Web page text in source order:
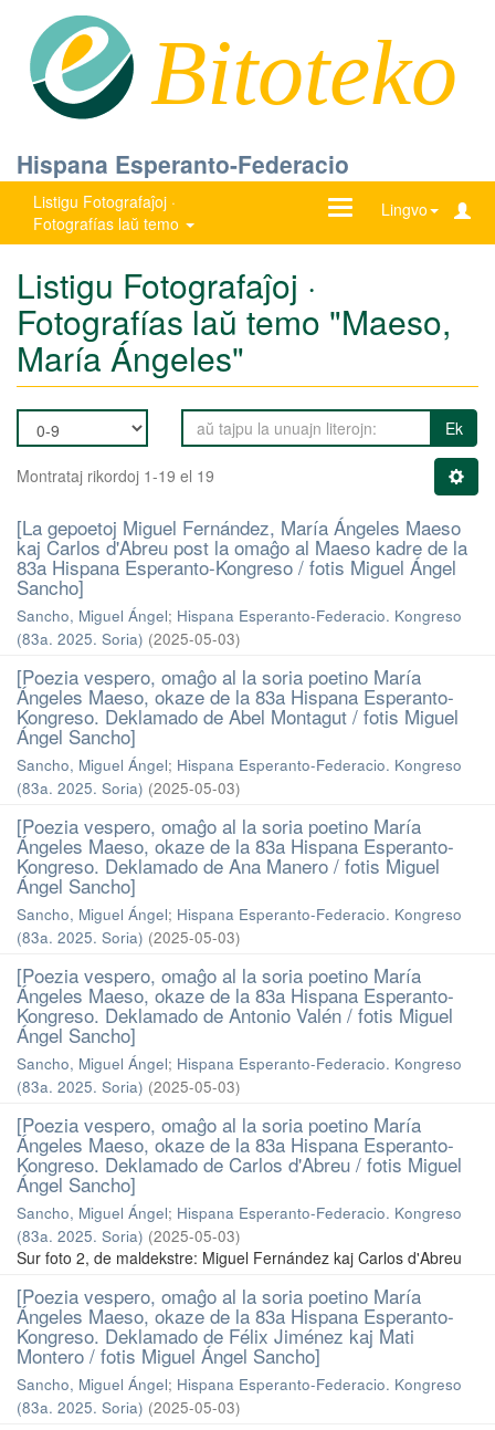
Bitoteko
Hispana Esperanto-Federacio
Listigu Fotografaĵoj ·
Fotografías laŭ temo
Lingvo
Ŝanĝu
Listigu Fotografaĵoj ·
Fotografías laŭ temo "Maeso,
María Ángeles"
Ek
Montrataj rikordoj 1-19 el 19
[La gepoetoj Miguel Fernández, María Ángeles Maeso
kaj Carlos d'Abreu post la omaĝo al Maeso kadre de la
83a Hispana Esperanto-Kongreso / fotis Miguel Ángel
Sancho]
Sancho, Miguel Ángel; Hispana Esperanto-Federacio. Kongreso
(83a. 2025. Soria) (2025-05-03)
[Poezia vespero, omaĝo al la soria poetino María
Ángeles Maeso, okaze de la 83a Hispana Esperanto-
Kongreso. Deklamado de Abel Montagut / fotis Miguel
Ángel Sancho]
Sancho, Miguel Ángel; Hispana Esperanto-Federacio. Kongreso
(83a. 2025. Soria) (2025-05-03)
[Poezia vespero, omaĝo al la soria poetino María
Ángeles Maeso, okaze de la 83a Hispana Esperanto-
Kongreso. Deklamado de Ana Manero / fotis Miguel
Ángel Sancho]
Sancho, Miguel Ángel; Hispana Esperanto-Federacio. Kongreso
(83a. 2025. Soria) (2025-05-03)
[Poezia vespero, omaĝo al la soria poetino María
Ángeles Maeso, okaze de la 83a Hispana Esperanto-
Kongreso. Deklamado de Antonio Valén / fotis Miguel
Ángel Sancho]
Sancho, Miguel Ángel; Hispana Esperanto-Federacio. Kongreso
(83a. 2025. Soria) (2025-05-03)
[Poezia vespero, omaĝo al la soria poetino María
Ángeles Maeso, okaze de la 83a Hispana Esperanto-
Kongreso. Deklamado de Carlos d'Abreu / fotis Miguel
Ángel Sancho]
Sancho, Miguel Ángel; Hispana Esperanto-Federacio. Kongreso
(83a. 2025. Soria) (2025-05-03)
Sur foto 2, de maldekstre: Miguel Fernández kaj Carlos d'Abreu
[Poezia vespero, omaĝo al la soria poetino María
Ángeles Maeso, okaze de la 83a Hispana Esperanto-
Kongreso. Deklamado de Félix Jiménez kaj Mati
Montero / fotis Miguel Ángel Sancho]
Sancho, Miguel Ángel; Hispana Esperanto-Federacio. Kongreso
(83a. 2025. Soria) (2025-05-03)